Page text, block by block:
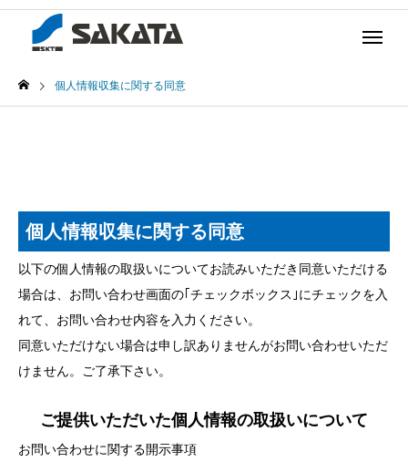
個人情報収集に関する同意
個人情報収集に関する同意
以下の個人情報の取扱いについてお読みいただき同意いただける
場合は、お問い合わせ画面の｢チェックボックス｣にチェックを入
れて、お問い合わせ内容を入力ください。
同意いただけない場合は申し訳ありませんがお問い合わせいただ
けません。ご了承下さい。
ご提供いただいた個人情報の取扱いについて
お問い合わせに関する開示事項